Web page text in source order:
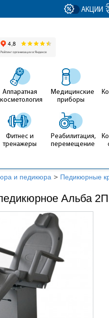
АКЦИИ
Аппаратная
косметология
Медицинские
приборы
Фитнес и
тренажеры
Реабилитация,
перемещение
и педикюра > Педикюрные
Альба